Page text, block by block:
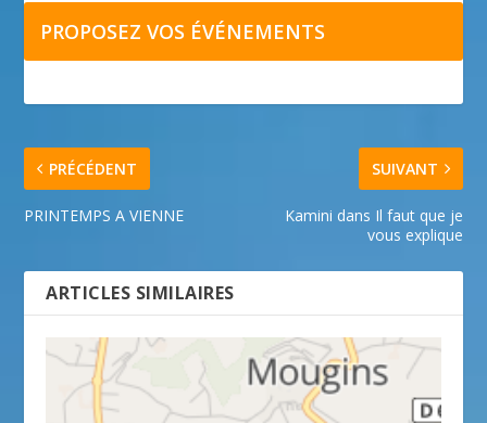
PROPOSEZ VOS ÉVÉNEMENTS
PRÉCÉDENT
PRINTEMPS A VIENNE
SUIVANT
Kamini dans Il faut que je
vous explique
ARTICLES SIMILAIRES